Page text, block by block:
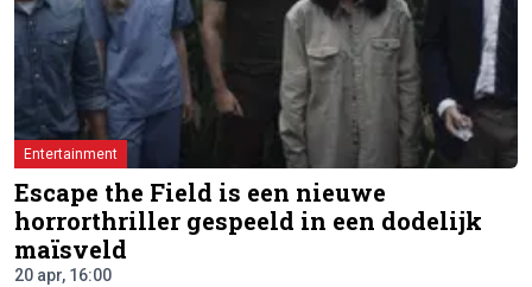
Entertainment
Escape the Field is een nieuwe
horrorthriller gespeeld in een dodelijk
maïsveld
20 apr, 16:00